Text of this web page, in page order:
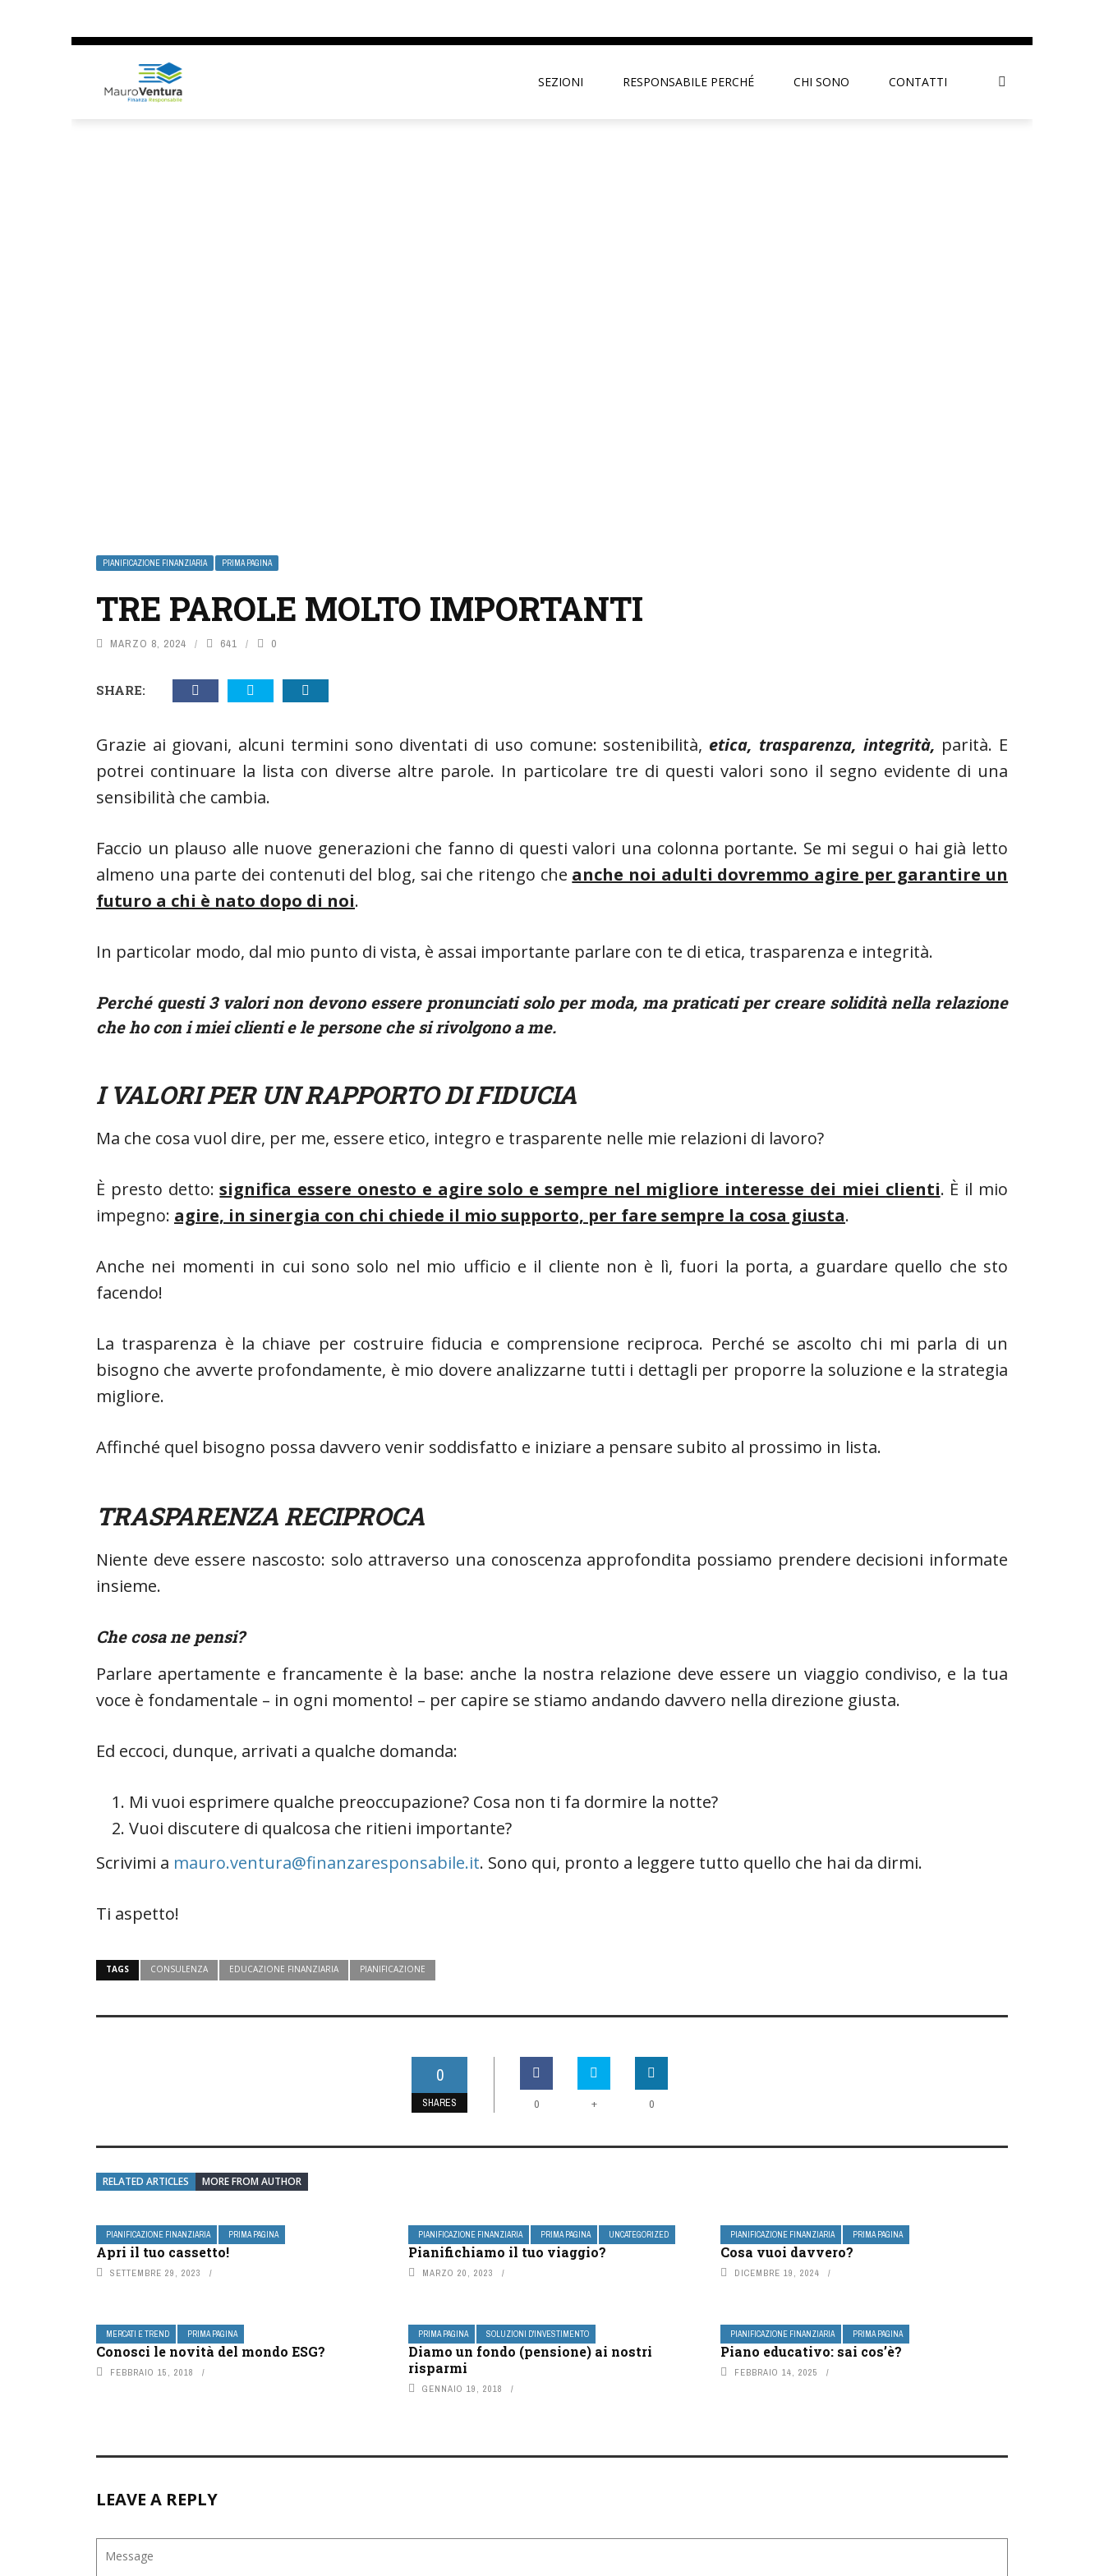
SEZIONI RESPONSABILE PERCHÉ CHI SONO CONTATTI
PIANIFICAZIONE FINANZIARIA PRIMA PAGINA
TRE PAROLE MOLTO IMPORTANTI
MARZO 8, 2024 641 0
SHARE:
Grazie ai giovani, alcuni termini sono diventati di uso comune: sostenibilità, etica, trasparenza, integrità, parità. E
potrei continuare la lista con diverse altre parole. In particolare tre di questi valori sono il segno evidente di una
sensibilità che cambia.
Faccio un plauso alle nuove generazioni che fanno di questi valori una colonna portante. Se mi segui o hai già letto
almeno una parte dei contenuti del blog, sai che ritengo che anche noi adulti dovremmo agire per garantire un
futuro a chi è nato dopo di noi.
In particolar modo, dal mio punto di vista, è assai importante parlare con te di etica, trasparenza e integrità.
Perché questi 3 valori non devono essere pronunciati solo per moda, ma praticati per creare solidità nella relazione
che ho con imieiclienti e le persone che si rivolgono a me.
I VALORI PER UN RAPPORTO DI FIDUCIA
Ma che cosa vuol dire, per me, essere etico, integro e trasparente nelle mie relazioni di lavoro?
È presto detto:significa essere onesto e agire solo e sempre nel migliore interesse dei miei clienti. È il mio
impegno: agire, in sinergia con chi chiede il mio supporto, per fare sempre la cosa giusta.
Anche nei momenti in cui sono solo nel mio ufficio e il cliente non è lì, fuori la porta, a guardare quello che sto
facendo!
La trasparenza è la chiave per costruire fiducia e comprensione reciproca. Perché se ascolto chi mi parla di un
bisogno che avverte profondamente, è mio dovere analizzarne tutti i dettagli per proporre la soluzione e la strategia
migliore.
Affinché quel bisogno possa davvero venir soddisfatto e iniziare a pensare subito al prossimo in lista.
TRASPARENZA RECIPROCA
Niente deve essere nascosto: solo attraverso una conoscenza approfondita possiamo prendere decisioni informate
insieme.
Che cosa ne pensi?
Parlare apertamente e francamente è la base: anche la nostra relazione deve essere un viaggio condiviso, e la tua
voce è fondamentale – in ogni momento! – per capire se stiamo andando davvero nella direzione giusta.
Ed eccoci, dunque, arrivati a qualche domanda:
Mi vuoi esprimere qualche preoccupazione? Cosa non ti fa dormire la notte?
Vuoi discutere di qualcosa che ritieni importante?
Scrivimi a mauro.ventura@finanzaresponsabile.it. Sono qui, pronto a leggere tutto quello che hai da dirmi.
Ti aspetto!
TAGS CONSULENZA EDUCAZIONE FINANZIARIA PIANIFICAZIONE
0
SHARES 0 + 0
RELATED ARTICLES MORE FROM AUTHOR
PIANIFICAZIONE FINANZIARIA PRIMA PAGINA
Apri il tuo cassetto!
SETTEMBRE 29, 2023
PIANIFICAZIONE FINANZIARIA PRIMA PAGINA UNCATEGORIZED
Pianifichiamo il tuo viaggio?
MARZO 20, 2023
PIANIFICAZIONE FINANZIARIA PRIMA PAGINA
Cosa vuoi davvero?
DICEMBRE 19, 2024
MERCATI E TREND PRIMA PAGINA
Conosci le novità del mondo ESG?
FEBBRAIO 15, 2018
PRIMA PAGINA SOLUZIONI D'INVESTIMENTO
Diamo un fondo (pensione) ai nostri
risparmi
GENNAIO 19, 2018
PIANIFICAZIONE FINANZIARIA PRIMA PAGINA
Piano educativo: sai cos’è?
FEBBRAIO 14, 2025
LEAVE A REPLY